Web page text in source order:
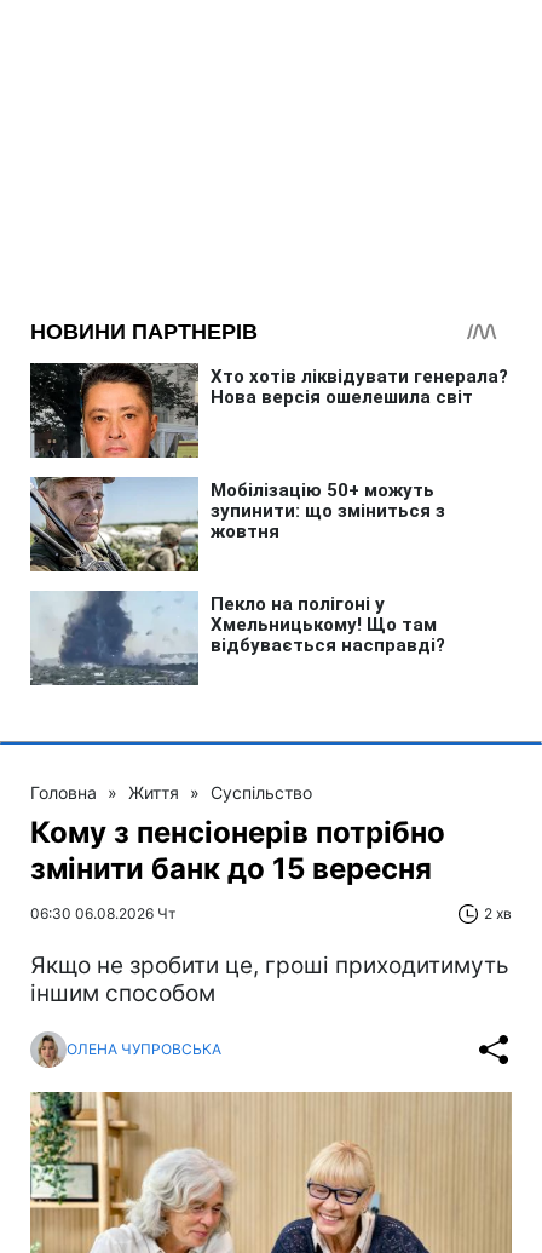
Головна » Життя » Суспільство
Кому з пенсіонерів потрібно
змінити банк до 15 вересня
06:30 06.08.2026 Чт 2 хв
Якщо не зробити це, гроші приходитимуть
іншим способом
ОЛЕНА ЧУПРОВСЬКА